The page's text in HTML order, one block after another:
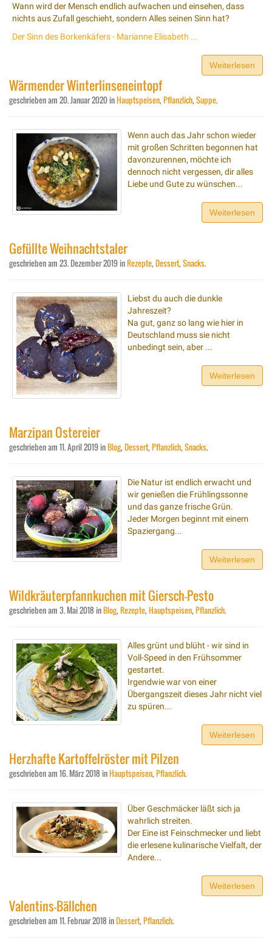
Wann wird der Mensch endlich aufwachen und einsehen, dass
nichts aus Zufall geschieht, sondern Alles seinen Sinn hat?
Der Sinn des Borkenkäfers - Marianne Elisabeth ...
Weiterlesen
Wärmender Winterlinseneintopf
geschrieben am 20. Januar 2020inHauptspeisen, Pflanzlich, Suppe.
Wenn auch das Jahr schon wieder
mit großen Schritten begonnen hat
davonzurennen, möchte ich
dennoch nicht vergessen, dir alles
Liebe und Gute zu wünschen...
Weiterlesen
Gefüllte Weihnachtstaler
geschrieben am 23. Dezember 2019inRezepte, Dessert, Snacks.
Liebst du auch die dunkle
Jahreszeit?
Na gut, ganz so lang wie hier in
Deutschland muss sie nicht
unbedingt sein, aber ...
Weiterlesen
Marzipan Ostereier
geschrieben am 11. April 2019inBlog, Dessert, Pflanzlich, Snacks.
Die Natur ist endlich erwacht und
wir genießen die Frühlingssonne
und das ganze frische Grün.
Jeder Morgen beginnt mit einem
Spaziergang...
Weiterlesen
Wildkräuterpfannkuchen mit Giersch-Pesto
geschrieben am 3. Mai 2018 inBlog, Rezepte, Hauptspeisen, Pflanzlich.
Alles grünt und blüht - wir sind in
Voll-Speed in den Frühsommer
gestartet.
Irgendwie war von einer
Übergangszeit dieses Jahr nicht viel
zu spüren...
Weiterlesen
Herzhafte Kartoffelröster mit Pilzen
geschrieben am 16. März 2018 inHauptspeisen, Pflanzlich.
Über Geschmäcker läßt sich ja
wahrlich streiten.
Der Eine ist Feinschmecker und liebt
die erlesene kulinarische Vielfalt, der
Andere...
Weiterlesen
Valentins-Bällchen
geschrieben am 11. Februar 2018 inDessert, Pflanzlich.